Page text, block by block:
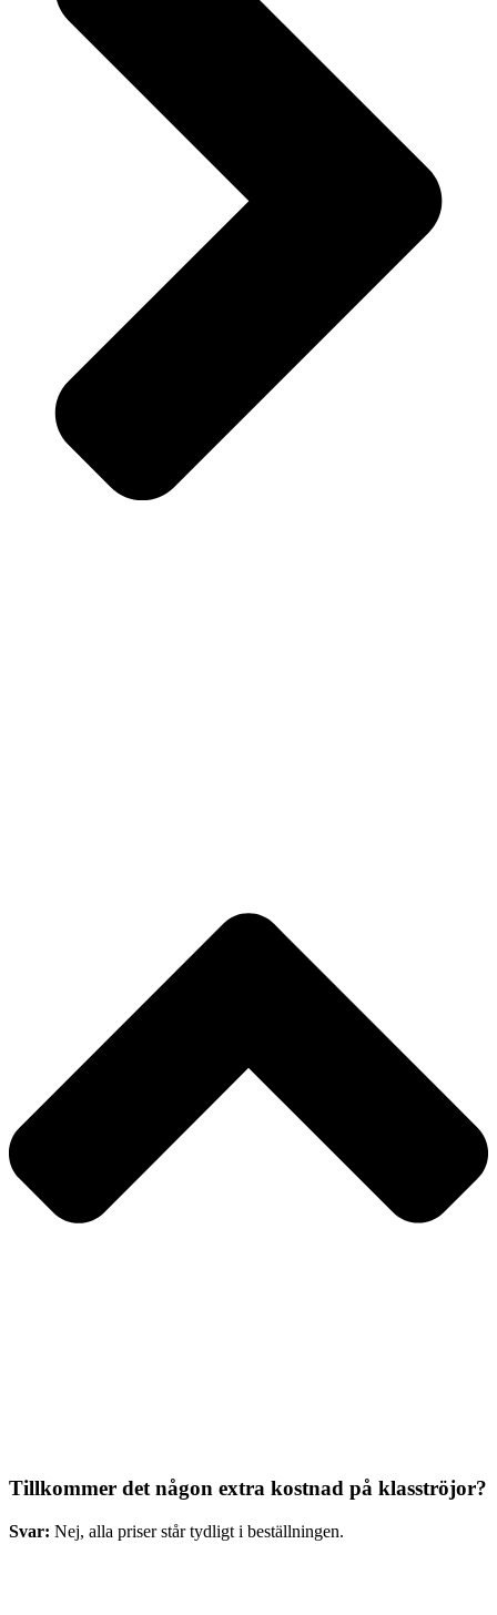
Tillkommer det någon extra kostnad på klasströjor?
Svar: Nej, alla priser står tydligt i beställningen.